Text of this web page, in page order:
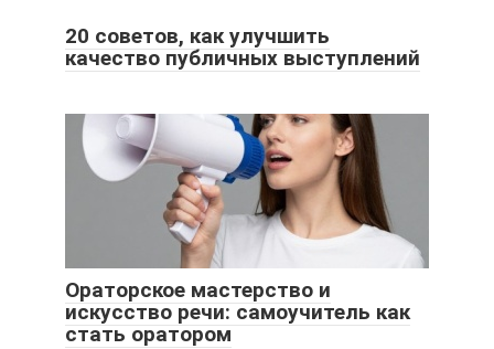
20 советов, как улучшить
качество публичных выступлений
Ораторское мастерство и
искусство речи: самоучитель как
стать оратором